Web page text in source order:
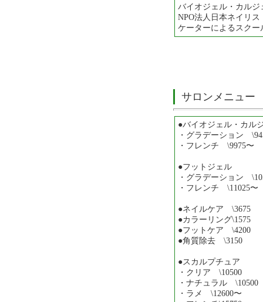
バイオジェル・カル
NPO法人日本ネイリ
ケーターによるスクー
サロンメニュー
●バイオジェル・カ
・グラデーション
・フレンチ \9975〜
●フットジェル
・グラデーション
・フレンチ \11025〜
●ネイルケア \3675
●カラーリング\1575
●フットケア \4200
●角質除去 \3150
●スカルプチュア
・クリア \10500
・ナチュラル \10500
・ラメ \12600〜